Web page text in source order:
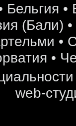
Бельгия •
(Бали) •
•
•
web-